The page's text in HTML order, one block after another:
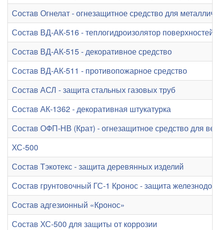
Состав Огнелат - огнезащитное средство для
Состав ВД-АК-516 - теплогидроизолятор поверхностей
Состав ВД-АК-515 - декоративное средство
Состав ВД-АК-511 - противопожарное средство
Состав АСЛ - защита стальных газовых труб
Состав АК-1362 - декоративная штукатурка
Состав ОФП-НВ (Крат) - огнезащитное средство для
ХС-500
Состав Тэкотекс - защита деревянных изделий
Состав грунтовочный ГС-1 Кронос - защита
Состав адгезионный «Кронос»
Состав ХС-500 для защиты от коррозии